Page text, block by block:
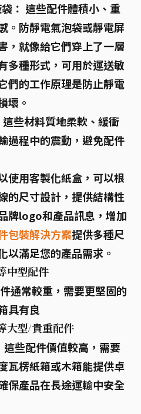
： 這些配件體積小、重
。防靜電氣泡袋或靜電屏
，就像給它們穿上了一層
多種形式，可用於運送敏
們的工作原理是防止靜電
壞。
這些材料質地柔軟、緩衝
過程中的震動，避免配件
使用客製化紙盒，可以根
的尺寸設計，提供結構性
牌logo和產品訊息，增加
包裝解決方案提供多種尺
以滿足您的產品需求。
中型配件
通常較重，需要更堅固的
具有良
大型/貴重配件
這些配件價值較高，需要
瓦楞紙箱或木箱能提供卓
保產品在長途運輸中安全